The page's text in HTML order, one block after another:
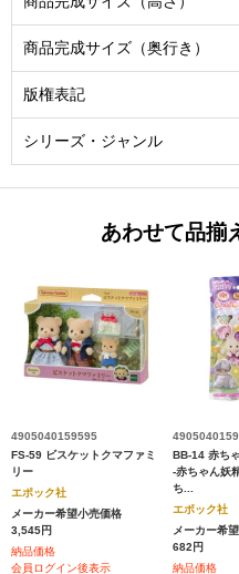
商品完成サイズ（奥行き）
版権表記
シリーズ・ジャンル
あわせて品揃
4905040159595
FS-59 ビスケットクマファミ
リー
エポック社
メーカー希望小売価格
3,545円
納品価格
会員ログイン後表示
BB-14 赤ち
-赤ちゃん妖
ち...
エポック社
メーカー希
682円
納品価格